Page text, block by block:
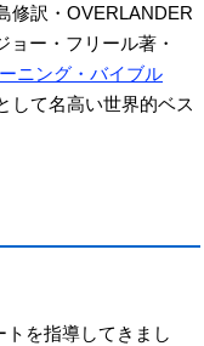
修訳・OVERLANDER
ー・フリール著・
ニング・バイブル
して名高い世界的ベス
を指導してきまし